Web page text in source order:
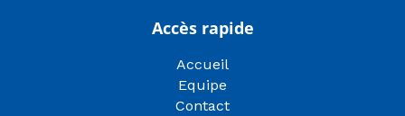
Accès rapide
Accueil
Equipe
Contact